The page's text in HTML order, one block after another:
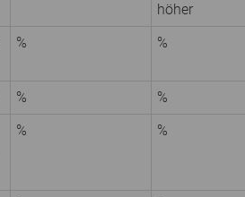
höher
% %
%
%
% %